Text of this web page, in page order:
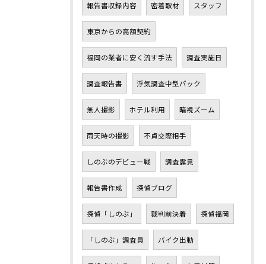
報告書収録内容 密着取材 スタッフ
東京からの高額契約
福岡の業者に安く流す手法 調査実施日
調査報告書 浮気調査中型パック
無人撮影 ホテル利用 暗視ズーム
雨天時の撮影 不貞交際相手
しのぶのデビュー戦 調査露見
報告書作成 探偵ブログ
探偵「しのぶ」 裁判前決着 探偵福岡
「しのぶ」調査員 バイク出動